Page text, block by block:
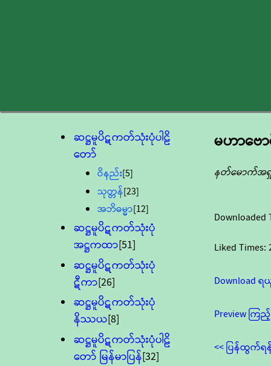
ဆဋ္ဌမူပိဋကတ်သုံးပုံပါဠိ
တော်
ဝိနည်း[5]
သုတ္တန်[23]
အဘိဓမ္မာ[12]
ဆဋ္ဌမူပိဋကတ်သုံးပုံ
အဋ္ဌကထာ[51]
ဆဋ္ဌမူပိဋကတ်သုံးပုံ
ဋီကာ[26]
ဆဋ္ဌမူပိဋကတ်သုံးပုံ
နိဿယ[8]
ဆဋ္ဌမူပိဋကတ်သုံးပုံပါဠိ
တော် မြန်မာပြန်[32]
မဟာဗေ
နတ်မောက်အ
Downloaded
Liked Times:
Download
Preview ကြ
<< ပြန်ထွက်ရ